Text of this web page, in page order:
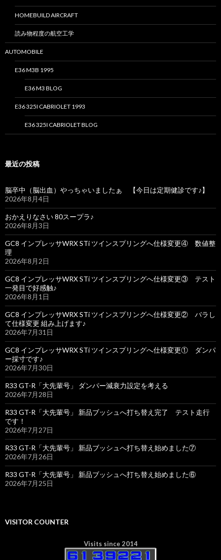
HOMEBUILD AIRCRAFT
読み物程度の航空工学
AUTOMOBILE
E36 M3B 1995
E36 M3 BLOG
E36 325I CABRIOLET 1993
E36 325I CABRIOLET BLOG
最近の投稿
脳卒中（脳出血）やっちゃいましたぁ 【今日は定期健診です♪】
2026年8月4日
おかえりなさい 80スープラ♪
2026年8月3日
GC8 インプレッサWRX STi ツインスプリングへ仕様変更④ 数値整
理
2026年8月2日
GC8 インプレッサWRX STi ツインスプリングへ仕様変更③ テスト
一発目で好感触♪
2026年8月1日
GC8 インプレッサWRX STi ツインスプリングへ仕様変更② バラし
て仕様変更 組み上げます♪
2026年7月31日
GC8 インプレッサWRX STi ツインスプリングへ仕様変更① ダンパ
ー採寸です♪
2026年7月30日
R33 GT-R「大先輩号」 ダンパー減衰力設定を考える
2026年7月28日
R33 GT-R「大先輩号」 新品ブッシュへ打ち替え完了 テスト走行
です！
2026年7月27日
R33 GT-R「大先輩号」 新品ブッシュへ打ち替え始めました⑦
2026年7月26日
R33 GT-R「大先輩号」 新品ブッシュへ打ち替え始めました⑥
2026年7月25日
VISITOR COUNTER
Visits since 2014